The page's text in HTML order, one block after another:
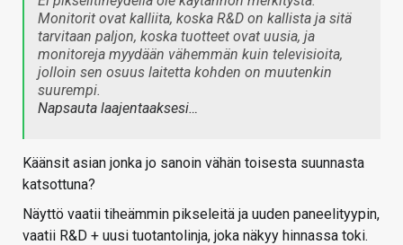
Monitorit ovat kalliita, koska R&D on kallista ja sitä
tarvitaan paljon, koska tuotteet ovat uusia, ja
monitoreja myydään vähemmän kuin televisioita,
jolloin sen osuus laitetta kohden on muutenkin
suurempi.
Napsauta laajentaaksesi…
Käänsit asian jonka jo sanoin vähän toisesta suunnasta
katsottuna?
Näyttö vaatii tiheämmin pikseleitä ja uuden paneelityypin,
vaatii R&D + uusi tuotantolinja, joka näkyy hinnassa toki.